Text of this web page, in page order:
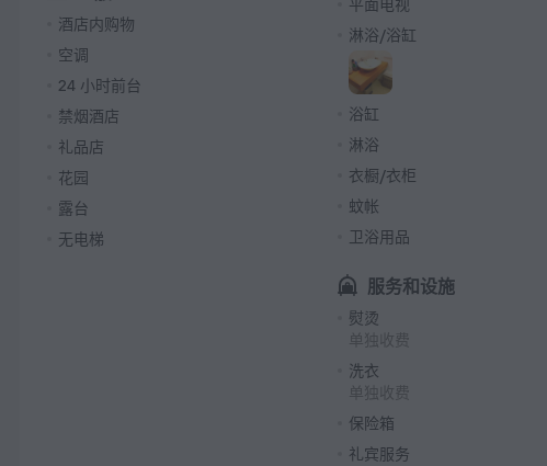
酒店内购物
空调
24 小时前台
禁烟酒店
礼品店
花园
露台
无电梯
平面电视
淋浴/浴缸
浴缸
淋浴
衣橱/衣柜
蚊帐
卫浴用品
服务和设施
熨烫
单独收费
洗衣
单独收费
保险箱
礼宾服务